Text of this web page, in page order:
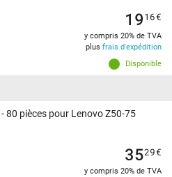
Disponible
1916€
y compris 20% de TVA
plus frais d'expédition
80 pièces pour Lenovo Z50-75
3529€
y compris 20% de TVA